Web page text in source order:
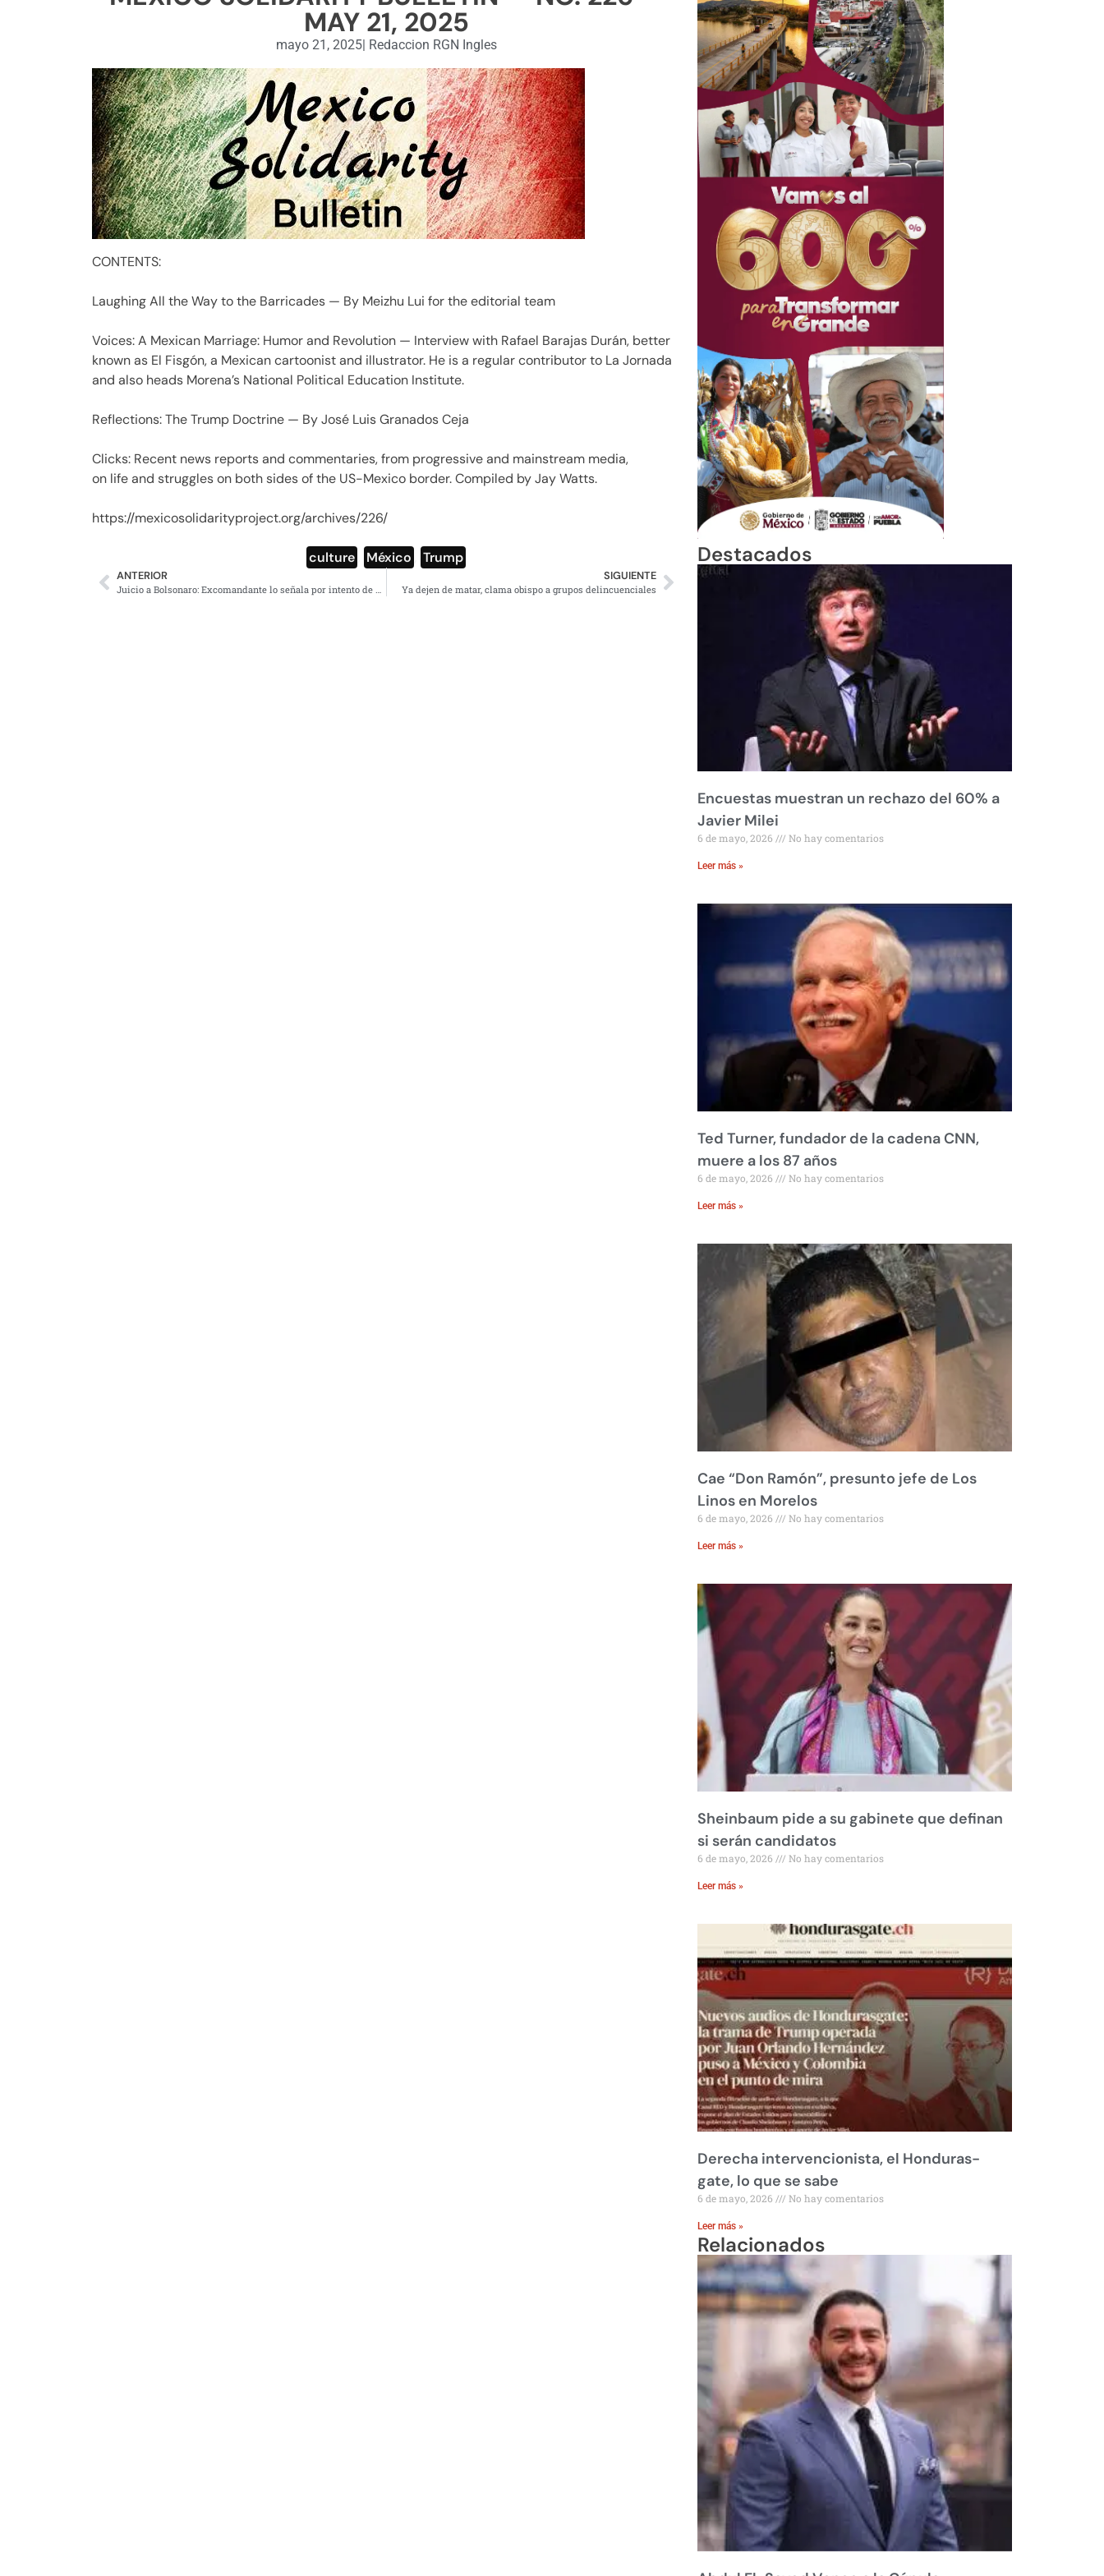
MAY 21, 2025
mayo 21, 2025| Redaccion RGN Ingles
CONTENTS:
Laughing All the Way to the Barricades — By Meizhu Lui for the editorial team
Voices: A Mexican Marriage: Humor and Revolution — Interview with Rafael Barajas Durán, better
known as El Fisgón, a Mexican cartoonist and illustrator. He is a regular contributor to La Jornada
and also heads Morena’s National Political Education Institute.
Reflections: The Trump Doctrine — By José Luis Granados Ceja
Clicks: Recent news reports and commentaries, from progressive and mainstream media,
on life and struggles on both sides of the US-Mexico border. Compiled by Jay Watts.
https://mexicosolidarityproject.org/archives/226/
culture México Trump
ANTERIOR
Juicio a Bolsonaro: Excomandante lo señala por intento de golpe
SIGUIENTE
Ya dejen de matar, clama obispo a grupos delincuenciales
Destacados
Encuestas muestran un rechazo del 60% a
Javier Milei
6 de mayo, 2026 No hay comentarios
Leer más »
Ted Turner, fundador de la cadena CNN,
muere a los 87 años
6 de mayo, 2026 No hay comentarios
Leer más »
Cae “Don Ramón”, presunto jefe de Los
Linos en Morelos
6 de mayo, 2026 No hay comentarios
Leer más »
Sheinbaum pide a su gabinete que definan
si serán candidatos
6 de mayo, 2026 No hay comentarios
Leer más »
Derecha intervencionista, el Honduras-
gate, lo que se sabe
6 de mayo, 2026 No hay comentarios
Leer más »
Relacionados